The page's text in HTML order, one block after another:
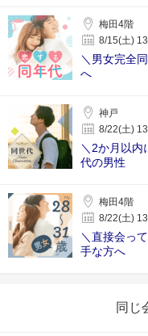
梅田4階
8/15(土)
＼男女完全
へ
神戸
8/22(土)
＼2か月以
代の男性
梅田4階
8/22(土)
＼直接会っ
手な方へ
同じ